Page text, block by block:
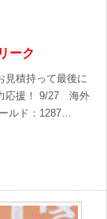
ーク
見積持って最後に
応援！ 9/27 海外
ルド：1287…